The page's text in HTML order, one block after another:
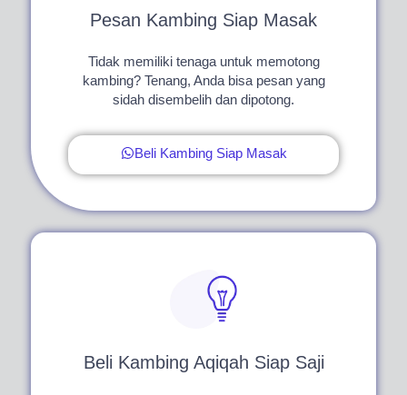
Pesan Kambing Siap Masak
Tidak memiliki tenaga untuk memotong
kambing? Tenang, Anda bisa pesan yang
sidah disembelih dan dipotong.
Beli Kambing Siap Masak
Beli Kambing Aqiqah Siap Saji